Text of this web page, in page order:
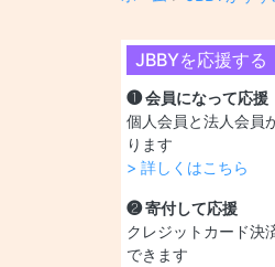
JBBYを応援する
❶ 会員になって応援
個人会員と法人会員
ります
> 詳しくはこちら
❷ 寄付して応援
クレジットカード決
できます